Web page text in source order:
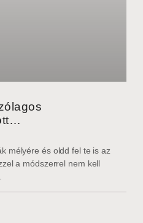
mélyére és oldd fel te is az
a módszerrel nem kell